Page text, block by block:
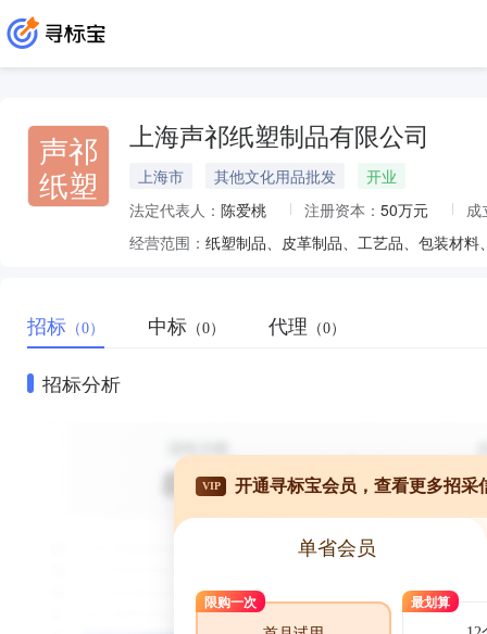
声祁
纸塑
上海声祁纸塑制品有限公司
上海市 其他文化用品批发
开业
法定代表人： 陈爱桃 注册资本： 50万元
成
经营范围： 纸塑制品、皮革制品、工艺品、包装材
招标 （0） 中标 （0） 代理 （0）
招标分析
VIP 开通寻标宝会员，查看更多招采
单省会员
限购一次 最划算